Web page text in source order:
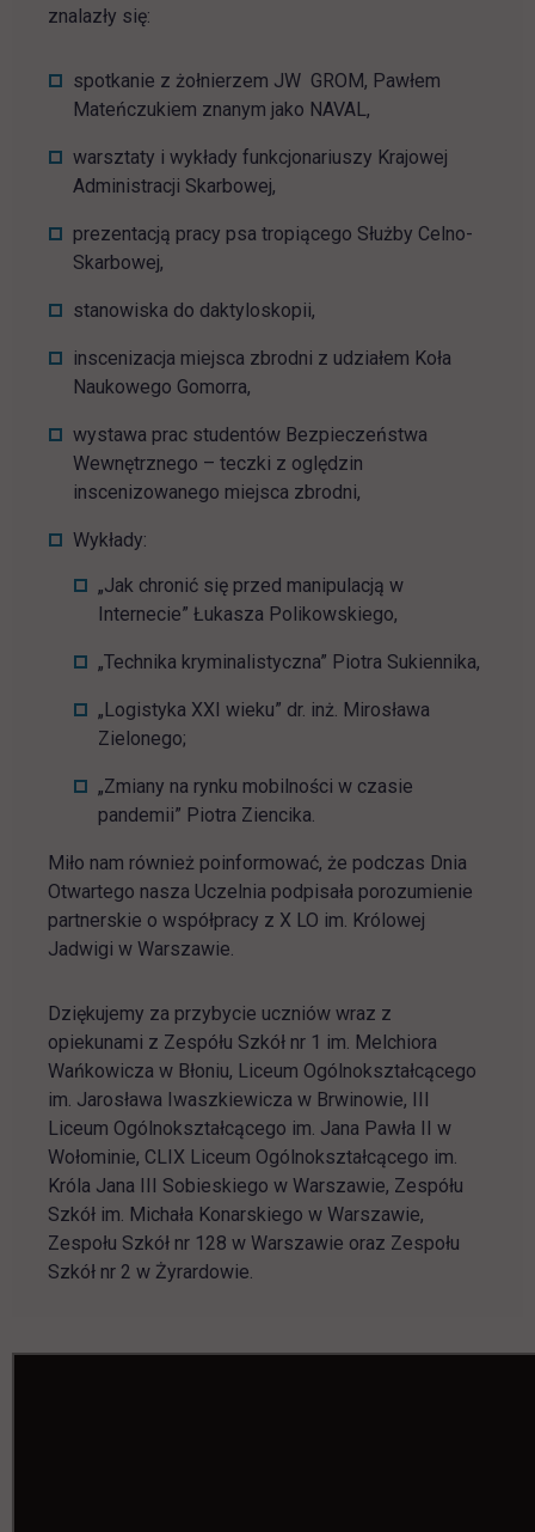
znalazły się:
spotkanie z żołnierzem JW GROM, Pawłem
Mateńczukiem znanym jako NAVAL,
warsztaty i wykłady funkcjonariuszy Krajowej
Administracji Skarbowej,
prezentacją pracy psa tropiącego Służby Celno-
Skarbowej,
stanowiska do daktyloskopii,
inscenizacja miejsca zbrodni z udziałem Koła
Naukowego Gomorra,
wystawa prac studentów Bezpieczeństwa
Wewnętrznego – teczki z oględzin
inscenizowanego miejsca zbrodni,
Wykłady:
„Jak chronić się przed manipulacją w
Internecie” Łukasza Polikowskiego,
„Technika kryminalistyczna” Piotra Sukiennika,
„Logistyka XXI wieku” dr. inż. Mirosława
Zielonego;
„Zmiany na rynku mobilności w czasie
pandemii” Piotra Ziencika.
Miło nam również poinformować, że podczas Dnia
Otwartego nasza Uczelnia podpisała porozumienie
partnerskie o współpracy z X LO im. Królowej
Jadwigi w Warszawie.
Dziękujemy za przybycie uczniów wraz z
opiekunami z Zespółu Szkół nr 1 im. Melchiora
Wańkowicza w Błoniu, Liceum Ogólnokształcącego
im. Jarosława Iwaszkiewicza w Brwinowie, III
Liceum Ogólnokształcącego im. Jana Pawła II w
Wołominie, CLIX Liceum Ogólnokształcącego im.
Króla Jana III Sobieskiego w Warszawie, Zespółu
Szkół im. Michała Konarskiego w Warszawie,
Zespołu Szkół nr 128 w Warszawie oraz Zespołu
Szkół nr 2 w Żyrardowie.